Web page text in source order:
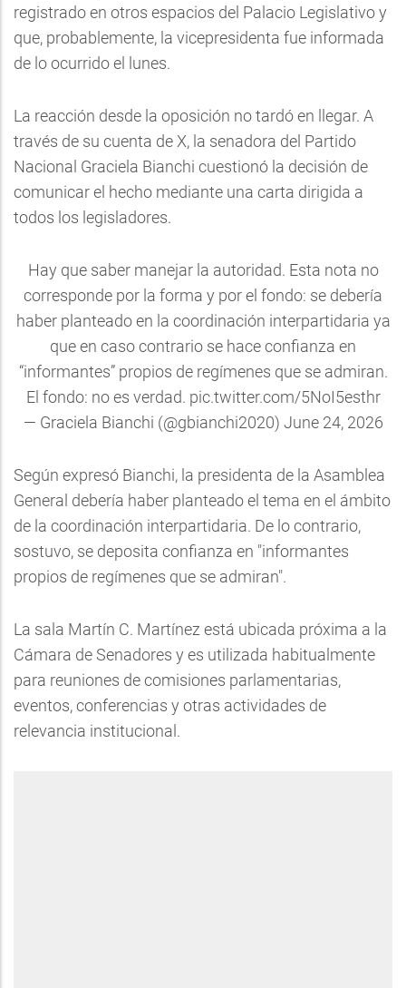
registrado en otros espacios del Palacio Legislativo y
que, probablemente, la vicepresidenta fue informada
de lo ocurrido el lunes.
La reacción desde la oposición no tardó en llegar. A
través de su cuenta de X, la senadora del Partido
Nacional Graciela Bianchi cuestionó la decisión de
comunicar el hecho mediante una carta dirigida a
todos los legisladores.
Hay que saber manejar la autoridad. Esta nota no
corresponde por la forma y por el fondo: se debería
haber planteado en la coordinación interpartidaria ya
que en caso contrario se hace confianza en
“informantes” propios de regímenes que se admiran.
El fondo: no es verdad. pic.twitter.com/5NoI5esthr
— Graciela Bianchi (@gbianchi2020) June 24, 2026
Según expresó Bianchi, la presidenta de la Asamblea
General debería haber planteado el tema en el ámbito
de la coordinación interpartidaria. De lo contrario,
sostuvo, se deposita confianza en "informantes
propios de regímenes que se admiran".
La sala Martín C. Martínez está ubicada próxima a la
Cámara de Senadores y es utilizada habitualmente
para reuniones de comisiones parlamentarias,
eventos, conferencias y otras actividades de
relevancia institucional.